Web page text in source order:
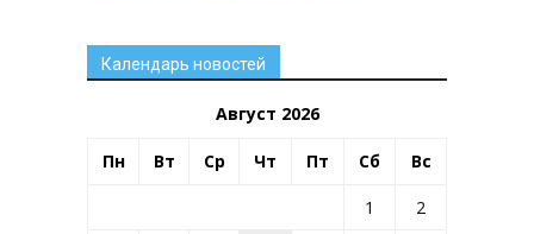
Календарь новостей
Август 2026
Пн Вт Ср Чт Пт Сб Вс
1
2